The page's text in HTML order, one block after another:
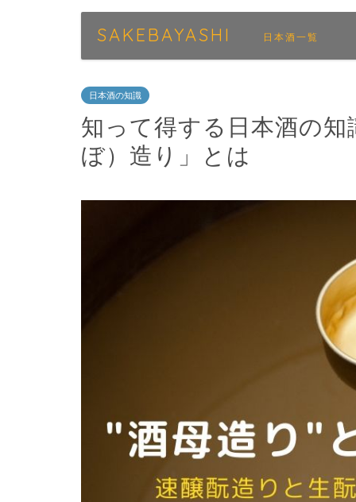
SAKEBAYASHI 日本酒一覧
日本酒の知識
知って得する日本酒の
ぼ）造り」とは